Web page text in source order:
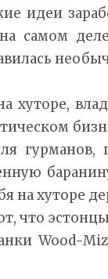
идеи
самом
хуторе,
гурманов,
на хуторе
что
Wood-